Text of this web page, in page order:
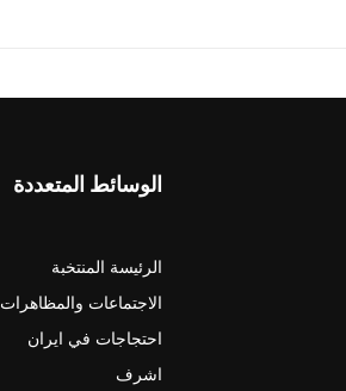
الوسائط المتعددة
الرئيسة المنتخبة
الاجتماعات والمظاهرات
احتجاجات في ايران
اشرف